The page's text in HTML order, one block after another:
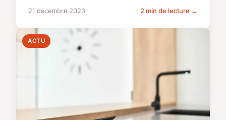
21 décembre 2023 2 min de lecture →
ACTU